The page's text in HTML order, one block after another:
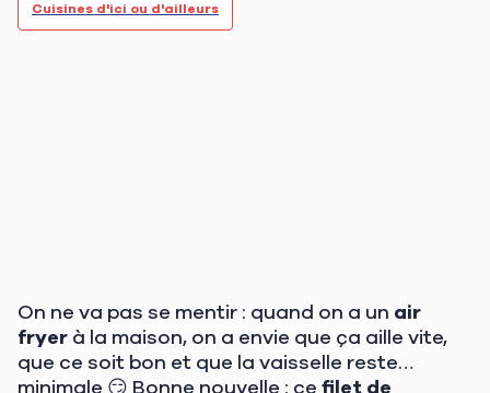
Cuisines d'ici ou d'ailleurs
On ne va pas se mentir : quand on a un air
fryer à la maison, on a envie que ça aille vite,
que ce soit bon et que la vaisselle reste…
minimale 😏 Bonne nouvelle : ce filet de